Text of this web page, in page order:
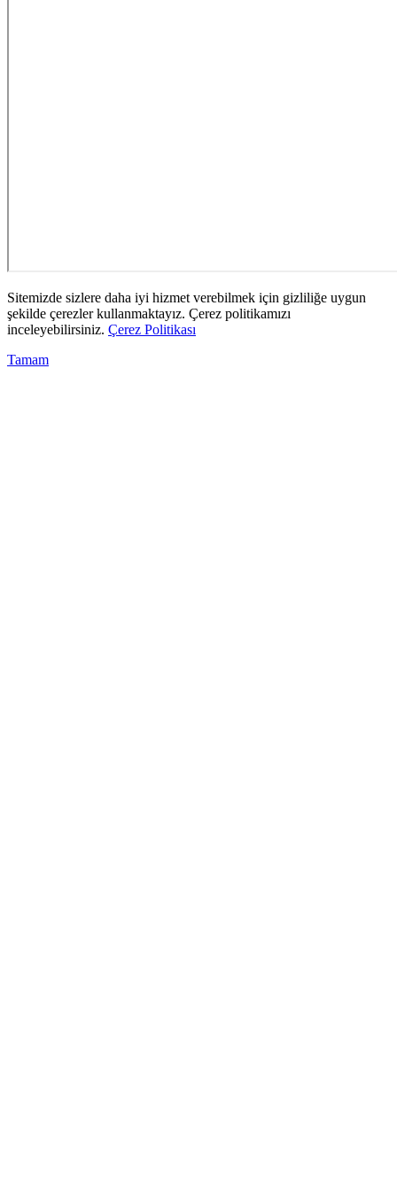
Sitemizde sizlere daha iyi hizmet verebilmek için gizliliğe uygun
şekilde çerezler kullanmaktayız. Çerez politikamızı
inceleyebilirsiniz. Çerez Politikası
Tamam